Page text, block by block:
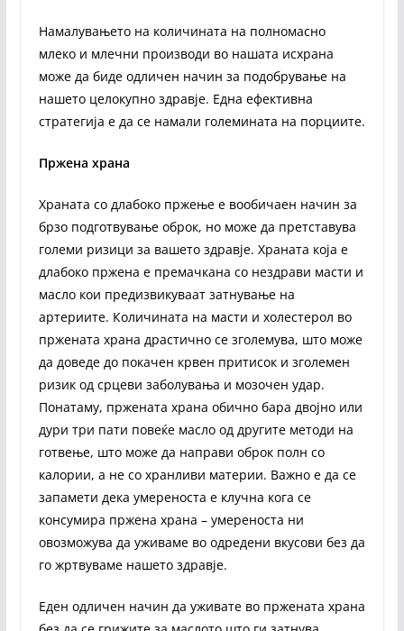
Намалувањето на количината на полномасно
млеко и млечни производи во нашата исхрана
може да биде одличен начин за подобрување на
нашето целокупно здравје. Една ефективна
стратегија е да се намали големината на порциите.
Пржена храна
Храната со длабоко пржење е вообичаен начин за
брзо подготвување оброк, но може да претставува
големи ризици за вашето здравје. Храната која е
длабоко пржена е премачкана со нездрави масти и
масло кои предизвикуваат затнување на
артериите. Количината на масти и холестерол во
пржената храна драстично се зголемува, што може
да доведе до покачен крвен притисок и зголемен
ризик од срцеви заболувања и мозочен удар.
Понатаму, пржената храна обично бара двојно или
дури три пати повеќе масло од другите методи на
готвење, што може да направи оброк полн со
калории, а не со хранливи материи. Важно е да се
запамети дека умереноста е клучна кога се
консумира пржена храна – умереноста ни
овозможува да уживаме во одредени вкусови без да
го жртвуваме нашето здравје.
Еден одличен начин да уживате во пржената храна